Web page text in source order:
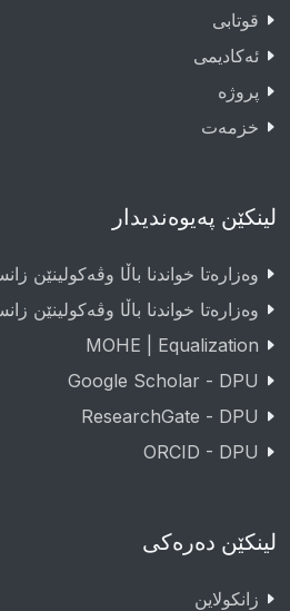
قوتابى
ئەکادیمى
پروژە
خزمەت
لینکێن پەیوەندیدار
وەزارەتا خواندنا باڵا وڤەکولینێن
وەزارەتا خواندنا باڵا وڤەکولینێن
MOHE | Equalization
Google Scholar - DPU
ResearchGate - DPU
ORCID - DPU
لینکێن دەرەکی
زانکولاین